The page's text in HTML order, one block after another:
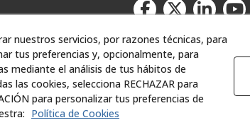
2026 Asesoría y Servicios Globales al Transporte,
nuestros servicios, por razones técnicas, para
tus preferencias y, opcionalmente, para
mediante el análisis de tus hábitos de
las cookies, selecciona RECHAZAR para
para personalizar tus preferencias de
Política de Cookies